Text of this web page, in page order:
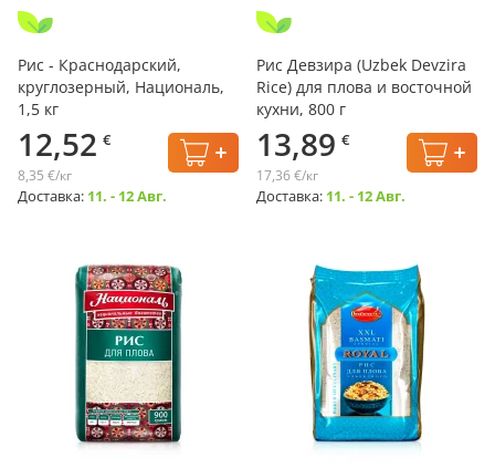
Рис - Краснодарский,
круглозерный, Националь,
1,5 кг
12,52 €
8,35 €/кг
Доставка: 11. - 12 Авг.
Рис Девзира (Uzbek Devzira
Rice) для плова и восточной
кухни, 800 г
13,89 €
17,36 €/кг
Доставка: 11. - 12 Авг.